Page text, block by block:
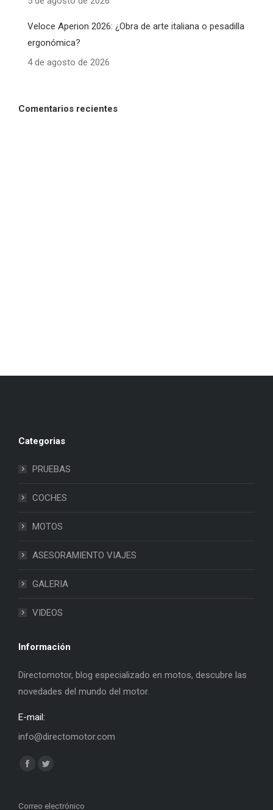
Veloce Aperion 2026: ¿Obra de arte italiana o pesadilla
ergonómica?
4 de agosto de 2026
Comentarios recientes
Categorias
PRUEBAS
COCHES
MOTOS
ASESORAMIENTO VIAJES
GALERIA
VIDEOS
Información
Directomotor, blog especializado en motos, descubre las
novedades del mundo del motor.
E-mail:
info@directomotor.com
Find us on:
Facebook
opens
Twitter
opens
Correo electrónico